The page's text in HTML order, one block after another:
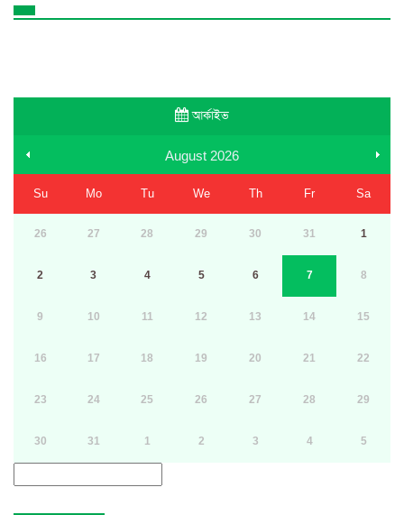
আর্কাইভ
August 2026
Su Mo Tu We Th Fr Sa
26 27 28 29 30 31 1
2 3 4 5 6 7 8
9 10 11 12 13 14 15
16 17 18 19 20 21 22
23 24 25 26 27 28 29
30 31 1 2 3 4 5